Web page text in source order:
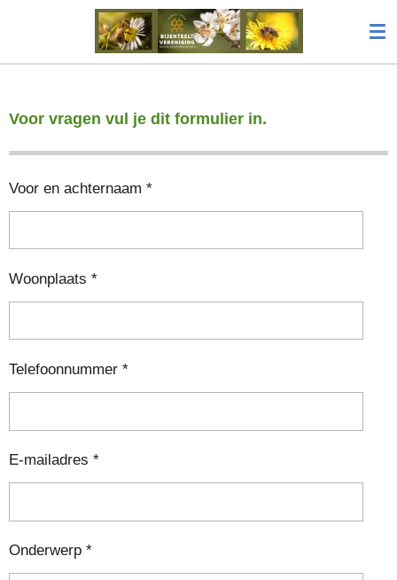
naar
Voor vragen vul je dit formulier in.
Voor en achternaam *
Woonplaats *
Telefoonnummer *
E-mailadres *
Onderwerp *